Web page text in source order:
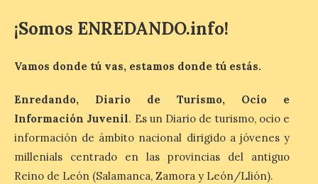
oficial del eclipse total de
sol
9 Ago 2026
Además ultima los
preparativos para un
acontecimiento histórico.
Como antesala del gran
¡Somos ENREDANDO.info!
Vamos donde tú vas, estamos donde tú estás.
Enredando, Diario de Turismo, Ocio e
Información Juvenil. Es un Diario de turismo, ocio e
información de ámbito nacional dirigido a jóvenes y
millenials centrado en las provincias del antiguo
Reino de León (Salamanca, Zamora y León/Llión).